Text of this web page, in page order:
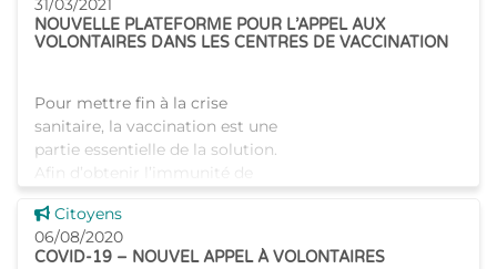
31/03/2021
NOUVELLE PLATEFORME POUR L’APPEL AUX
VOLONTAIRES DANS LES CENTRES DE VACCINATION
Pour mettre fin à la crise
sanitaire, la vaccination est une
partie essentielle de la solution.
Afin d’obtenir l’immunité de
primordial que le vaccin soit
administré a
Voir cette news
Citoyens
06/08/2020
COVID-19 – NOUVEL APPEL À VOLONTAIRES